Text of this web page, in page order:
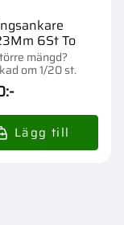
6St To
mängd?
om 1/20 st.
:-